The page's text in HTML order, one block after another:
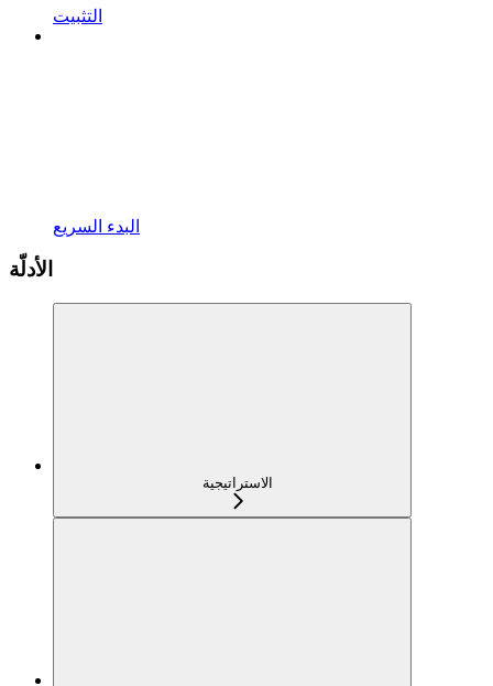
التثبيت
البدء السريع
الأدلّة
الاستراتيجية